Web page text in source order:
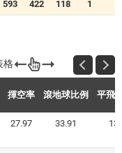
593 422 118 1
揮空率 滾地球比例 平飛
27.97 33.91